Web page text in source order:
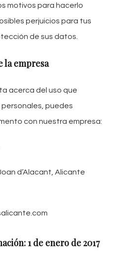
motivos para hacerlo
perjuicios para tus
de sus datos.
la empresa
acerca del uso que
puedes
con nuestra empresa:
d’Alacant, Alicante
1 de enero de 2017